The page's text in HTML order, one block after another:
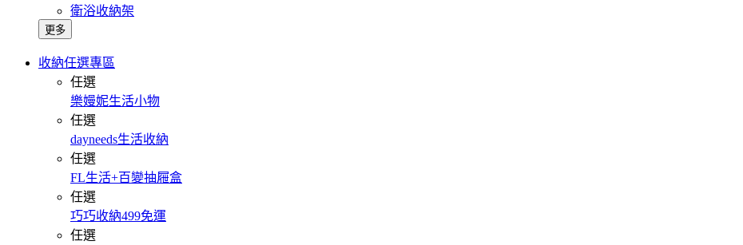
衛浴收納架
更多
收納任選專區
任選
樂嫚妮生活小物
任選
dayneeds生活收納
任選
FL生活+百變抽屜盒
任選
巧巧收納499免運
任選